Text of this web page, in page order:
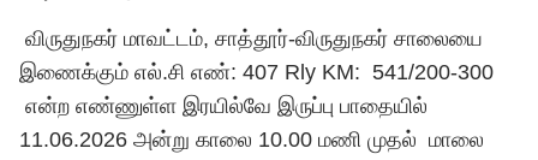
விருதுநகர் மாவட்டம், சாத்தூர்-விருதுநகர் சாலையை
இணைக்கும் எல்.சி எண்: 407 Rly KM: 541/200-300
என்ற எண்ணுள்ள இரயில்வே இருப்பு பாதையில்
11.06.2026 அன்று காலை 10.00 மணி முதல் மாலை